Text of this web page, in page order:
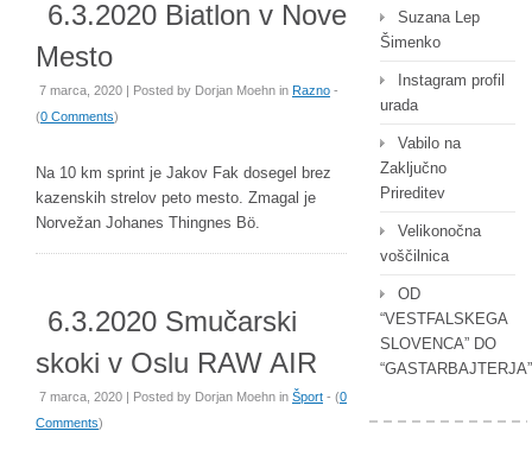
6.3.2020 Biatlon v Nove
Mesto
7 marca, 2020 | Posted by Dorjan Moehn in Razno -
(0 Comments)
Na 10 km sprint je Jakov Fak dosegel brez
kazenskih strelov peto mesto. Zmagal je
Norvežan Johanes Thingnes Bö.
6.3.2020 Smučarski
skoki v Oslu RAW AIR
7 marca, 2020 | Posted by Dorjan Moehn in Šport - (0
Comments)
Suzana Lep
Šimenko
Instagram profil
urada
Vabilo na
Zaključno
Prireditev
Velikonočna
voščilnica
OD
“VESTFALSKEGA
SLOVENCA” DO
“GASTARBAJTERJA”